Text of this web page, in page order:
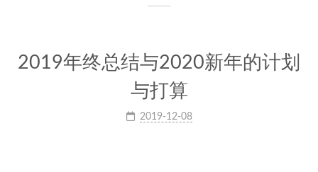
2019年终总结与2020新年的计划
与打算
2019-12-08